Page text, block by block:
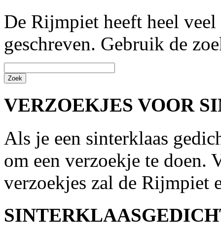
De Rijmpiet heeft heel
geschreven. Gebruik de
VERZOEKJES VOOR
Als je een sinterklaas
om een verzoekje te doen.
verzoekjes zal de Rijmpiet